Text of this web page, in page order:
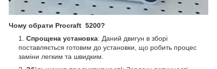
Чому обрати Procraft 5200?
Спрощена установка: Даний двигун в зборі
поставляється готовим до установки, що робить процес
заміни легким та швидким.